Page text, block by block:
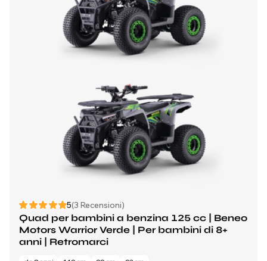
5(3 Recensioni)
Quad per bambini a benzina 125 cc | Beneo
Motors Warrior Verde | Per bambini di 8+
anni | Retromarci